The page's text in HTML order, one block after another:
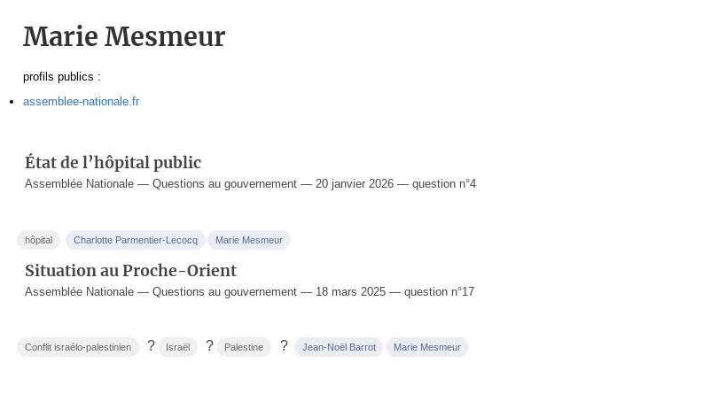
Marie Mesmeur
profils publics :
assemblee-nationale.fr
État de l’hôpital public
Assemblée Nationale — Questions au gouvernement — 20 janvier 2026 — question n°4
hôpital Charlotte Parmentier-Lecocq Marie Mesmeur
Situation au Proche-Orient
Assemblée Nationale — Questions au gouvernement — 18 mars 2025 — question n°17
Conflit israélo-palestinien ? Israël ? Palestine ? Jean-Noël Barrot Marie Mesmeur